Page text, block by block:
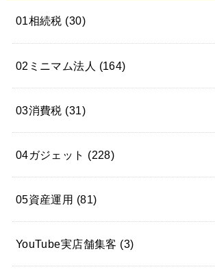
01相続税 (30)
02ミニマム法人 (164)
03消費税 (31)
04ガジェット (228)
05資産運用 (81)
YouTube実店舗集客 (3)